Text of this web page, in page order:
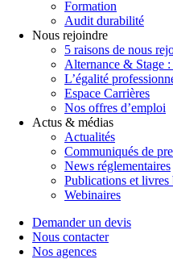
Formation
Audit durabilité
Nous rejoindre
5 raisons de nous
Alternance & Stage
L’égalité
Espace Carrières
Nos offres d’emploi
Actus & médias
Actualités
Communiqués de
News réglementaires
Publications et livres
Webinaires
Demander un devis
Nous contacter
Nos agences